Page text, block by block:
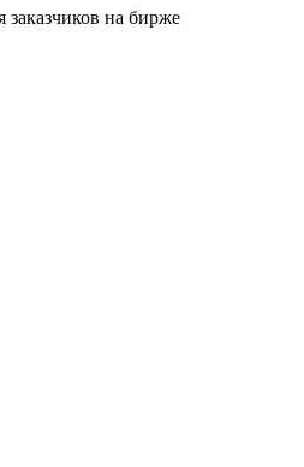
заказчиков на бирже